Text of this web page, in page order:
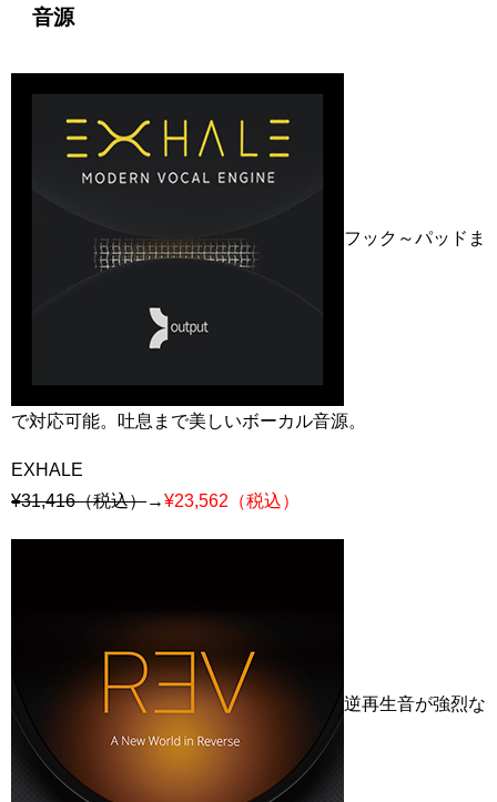
音源
フック～パッドま
で対応可能。吐息まで美しいボーカル音源。
EXHALE
¥31,416（税込）→¥23,562（税込）
逆再生音が強烈な